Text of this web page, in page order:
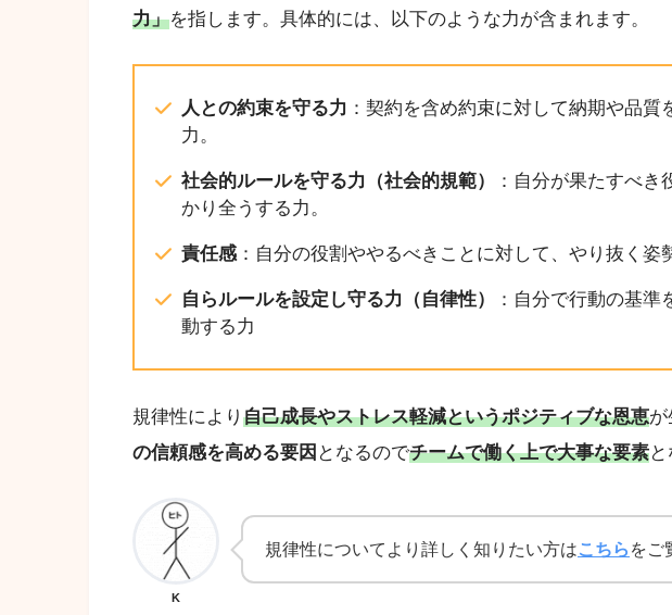
力」を指します。具体的には、以下のような力が含まれます。
人との約束を守る力 ：契約を含め約束に対して納期や品質
力。
社会的ルールを守る力（社会的規範）
：自分が果たすべき
かり全うする力。
責任感：自分の役割ややるべきことに対して、やり抜く姿
自らルールを設定し守る力（自律性）
：自分で行動の基
動する力
規律性により 自己成長やストレス軽減というポジティブな恩恵が
の信頼感を高める要因 となるのでチームで働く上で大事な要素
K
規律性についてより詳しく知りたい方はこちら をご